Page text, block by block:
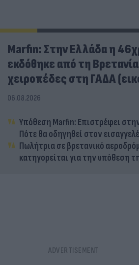
Marfin: Στην Ελλάδα η
εκδόθηκε από τη
χειροπέδες στη ΓΑΔΑ
06.08.2026
Υπόθεση Marfin: Επιστρέφει
Πότε θα οδηγηθεί στον
Πωλήτρια σε βρετανικό
κατηγορείται για την υπόθεση